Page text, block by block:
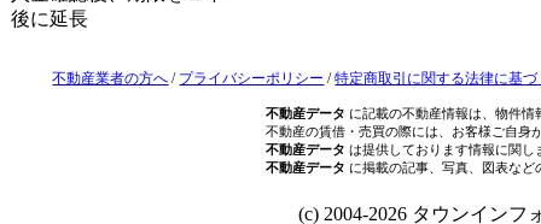
後に延長
不動産業者の方へ / プライバシーポリシー /特定商取引に関する法律に基
不動産データ に記載の不動産情報は、物件
不動産の賃借・売買の際には、お客様ご自身
不動産データ は提供しております情報に関し
不動産データ に掲載の記事、写真、図表な
(c) 2004-2026 タウンインフ